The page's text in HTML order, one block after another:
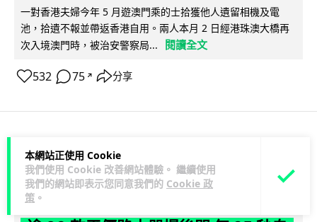
本網站正使用 Cookie
我們使用 Cookie 改善網站體驗。 繼續使用
我們的網站即表示您同意我們的 Cookie 政
策 。
一對香港夫婦今年 5 月遊澳門乘的士拾獲他人遺留相機及電
池，拾遺不報並帶返香港自用。兩人本月 2 日經港珠澳大橋再
次入境澳門時，被治安警察局...
閱讀全文
532 75 ↗ 分享
3C科技 家居無線
Vin 1 日